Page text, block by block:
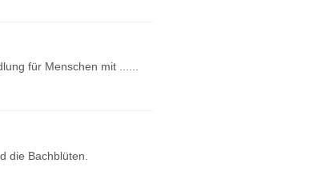
für Menschen mit ......
die Bachblüten.